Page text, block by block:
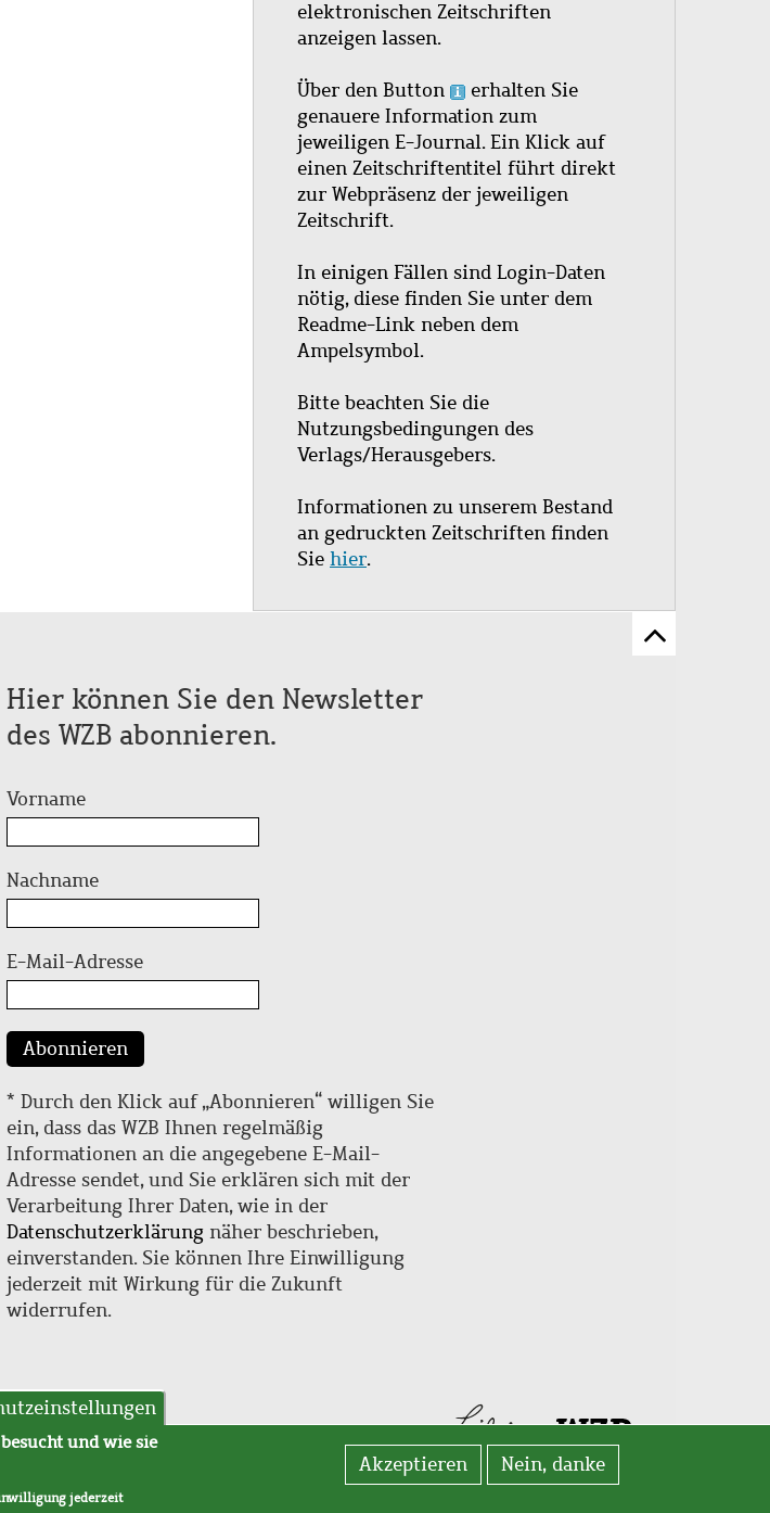
elektronischen Zeitschriften
anzeigen lassen.
Über den Button
erhalten Sie
genauere Information zum
jeweiligen E-Journal. Ein Klick auf
einen Zeitschriftentitel führt direkt
zur Webpräsenz der jeweiligen
Zeitschrift.
In einigen Fällen sind Login-Daten
nötig, diese finden Sie unter dem
Readme-Link neben dem
Ampelsymbol.
Bitte beachten Sie die
Nutzungsbedingungen des
Verlags/Herausgebers.
Informationen zu unserem Bestand
an gedruckten Zeitschriften finden
Sie hier.
Zum
Hier können Sie den Newsletter
des WZB abonnieren.
Vorname
Nachname
E-Mail-Adresse
Abonnieren
* Durch den Klick auf „Abonnieren“ willigen Sie
ein, dass das WZB Ihnen regelmäßig
Informationen an die angegebene E-Mail-
Adresse sendet, und Sie erklären sich mit der
Verarbeitung Ihrer Daten, wie in der
Datenschutzerklärung näher beschrieben,
einverstanden. Sie können Ihre Einwilligung
jederzeit mit Wirkung für die Zukunft
widerrufen.
und wie sie
jederzeit
Akzeptieren Nein, danke